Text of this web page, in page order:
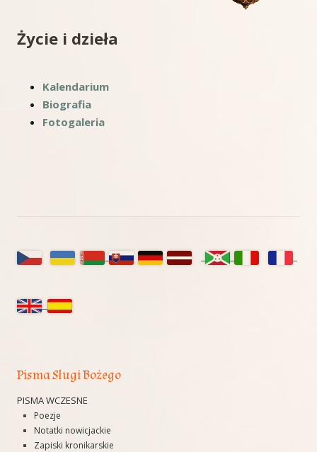
Życie i dzieła
Kalendarium
Biografia
Fotogaleria
Główny
boczny
Pisma Sługi Bożego
PISMA WCZESNE
Poezje
Notatki nowicjackie
Zapiski kronikarskie